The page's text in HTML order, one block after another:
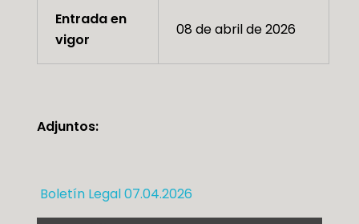
Entrada en
vigor
08 de abril de 2026
Adjuntos:
Boletín Legal 07.04.2026